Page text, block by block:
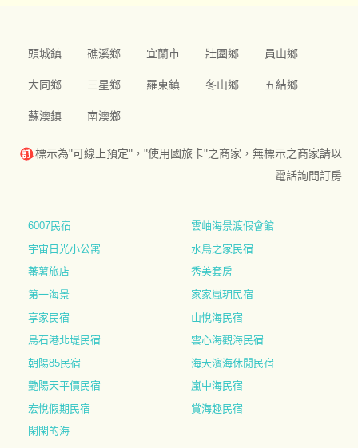
頭城鎮 礁溪鄉 宜蘭市 壯圍鄉 員山鄉
大同鄉 三星鄉 羅東鎮 冬山鄉 五結鄉
蘇澳鎮 南澳鄉
標示為"可線上預定"，"使用國旅卡"之商家，無標示之商家請以
電話詢問訂房
6007民宿
雲岫海景渡假會館
宇宙日光小公寓
水鳥之家民宿
蕃薯旅店
秀美套房
第一海景
家家嵐玥民宿
享家民宿
山悅海民宿
烏石港北堤民宿
雲心海觀海民宿
朝陽85民宿
海天濱海休閒民宿
艷陽天平價民宿
嵐中海民宿
宏悅假期民宿
賞海趣民宿
閑閑的海